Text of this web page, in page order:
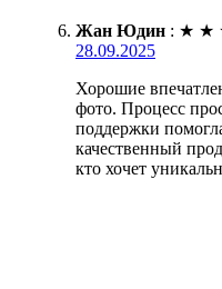
Жан Юдин : ★ ★
28.09.2025
Хорошие
фото. Процесс
поддержки
качественный
кто хочет